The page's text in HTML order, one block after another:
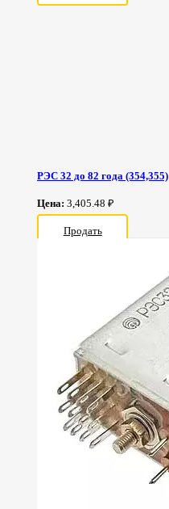
РЭС 32 до 82 года (354,355)
Цена:3,405.48 ₽
Продать